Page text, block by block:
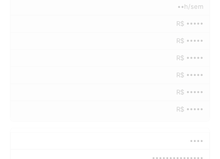
••h/sem
R$ •••••
R$ •••••
R$ •••••
R$ •••••
R$ •••••
R$ •••••
••••
•••••••••••••••